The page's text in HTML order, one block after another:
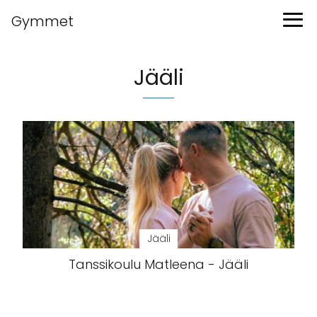
Gymmet
Jääli
Jääli
Tanssikoulu Matleena - Jääli